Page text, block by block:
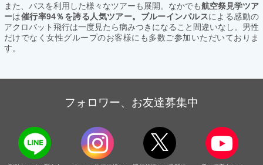
また、バスを利用した様々なツアーも展開。なかでも航空祭見学ツア
ーは催行率94％を誇る人気ツアー。ブルーインパルスによる感動の
アクロバット飛行は一度見たら病みつきになること間違いなし。男性
だけでなく女性グループのお客様にも多数ご参加いただいておりま
す。
フォロワー、お友達募集中